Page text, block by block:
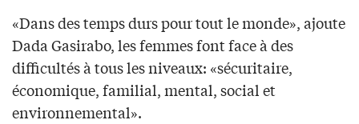
«Dans des temps durs pour tout le monde», ajoute
Dada Gasirabo, les femmes font face à des
difficultés à tous les niveaux: «sécuritaire,
économique, familial, mental, social et
environnemental».